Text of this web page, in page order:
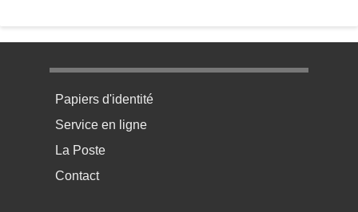
Menu pratique bas de page 1
Papiers d'identité
Service en ligne
La Poste
Contact